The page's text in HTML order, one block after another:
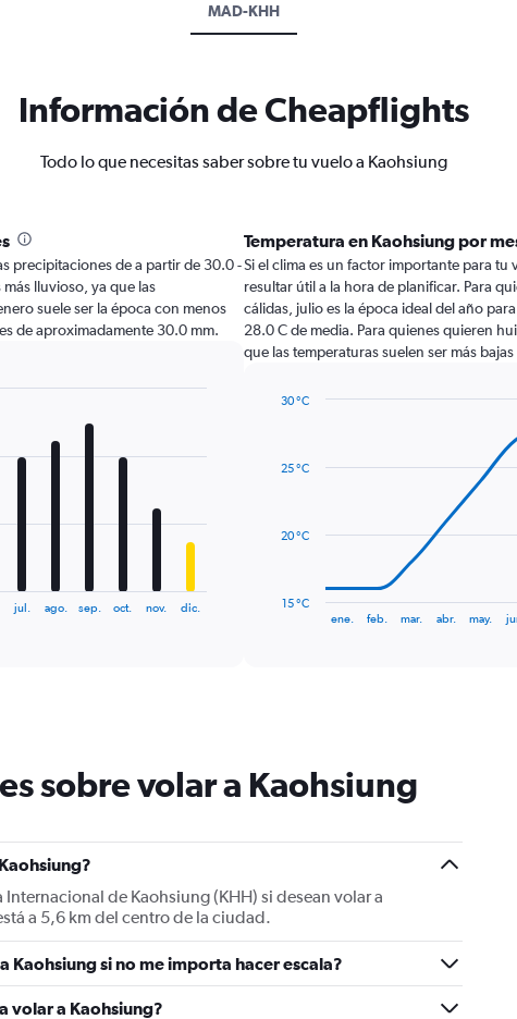
MAD-KHH
Información de Cheapflights
Todo lo que necesitas saber sobre tu vuelo a Kaohsiung
precipitaciones de a partir de 30.0 -
más lluvioso, ya que las
suele ser la época con menos
de aproximadamente 30.0 mm.
jul. ago. sep. oct. nov. dic.
Temperatura en Kaohsiung por
Si el clima es un factor importante para
resultar útil a la hora de planificar. Para
cálidas, julio es la época ideal del año
28.0 C de media. Para quienes quieren
que las temperaturas suelen ser más
14
The
chart
1
displaying
Range:
15
to
ene. feb. mar. abr. may.
15 °C
20 °C
25 °C
30 °C
sobre volar a Kaohsiung
de Kaohsiung (KHH) si desean volar a
a 5,6 km del centro de la ciudad.
Kaohsiung si no me importa hacer escala?
volar a Kaohsiung?